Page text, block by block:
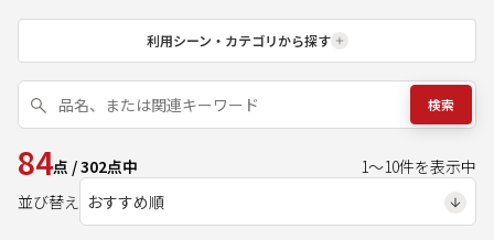
利用シーン・カテゴリから探す
検索
84点 /302点中 1～10件を表示中
並び替え